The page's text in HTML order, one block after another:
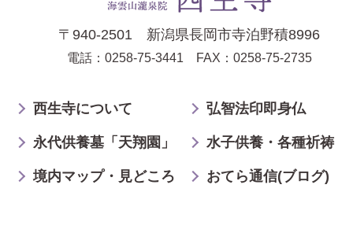
〒940-2501 新潟県長岡市寺泊野積8996
電話：0258-75-3441 FAX：0258-75-2735
西生寺について 弘智法印即身仏
永代供養墓「天翔園」 水子供養・各種祈祷
境内マップ・見どころ おてら通信(ブログ)